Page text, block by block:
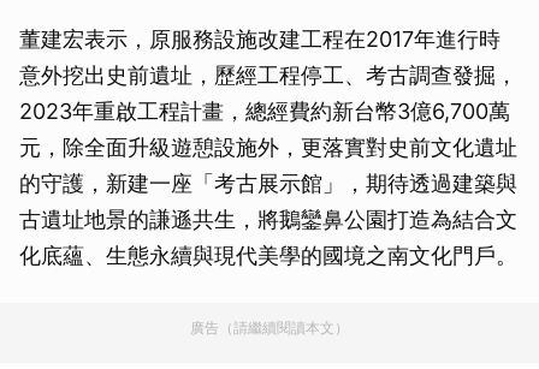
董建宏表示，原服務設施改建工程在2017年進行時
意外挖出史前遺址，歷經工程停工、考古調查發掘，
2023年重啟工程計畫，總經費約新台幣3億6,700萬
元，除全面升級遊憩設施外，更落實對史前文化遺址
的守護，新建一座「考古展示館」，期待透過建築與
古遺址地景的謙遜共生，將鵝鑾鼻公園打造為結合文
化底蘊、生態永續與現代美學的國境之南文化門戶。
廣告（請繼續閱讀本文）